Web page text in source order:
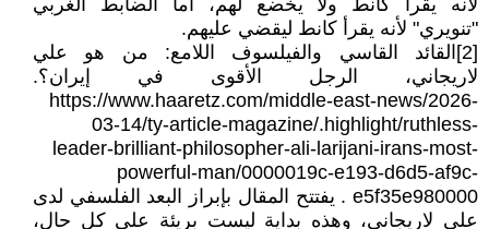
لأنه يقرأ كانط ولا يخضع لهم، أما الضابط الغربي
"تنويري" لأنه يقرأ كانط ليقضي عليهم.
[2]القائد القاسي والفيلسوف اللامع: من هو علي
لاريجاني، الرجل الأقوى في إيران؟.
https://www.haaretz.com/middle-east-news/2026-
03-14/ty-article-magazine/.highlight/ruthless-
leader-brilliant-philosopher-ali-larijani-irans-most-
powerful-man/0000019c-e193-d6d5-af9c-
e5f35e980000 . يفتتح المقال بإبراز البعد الفلسفي لدى
علي لاريجاني، وهذه بداية ليست بريئة على كل حال،